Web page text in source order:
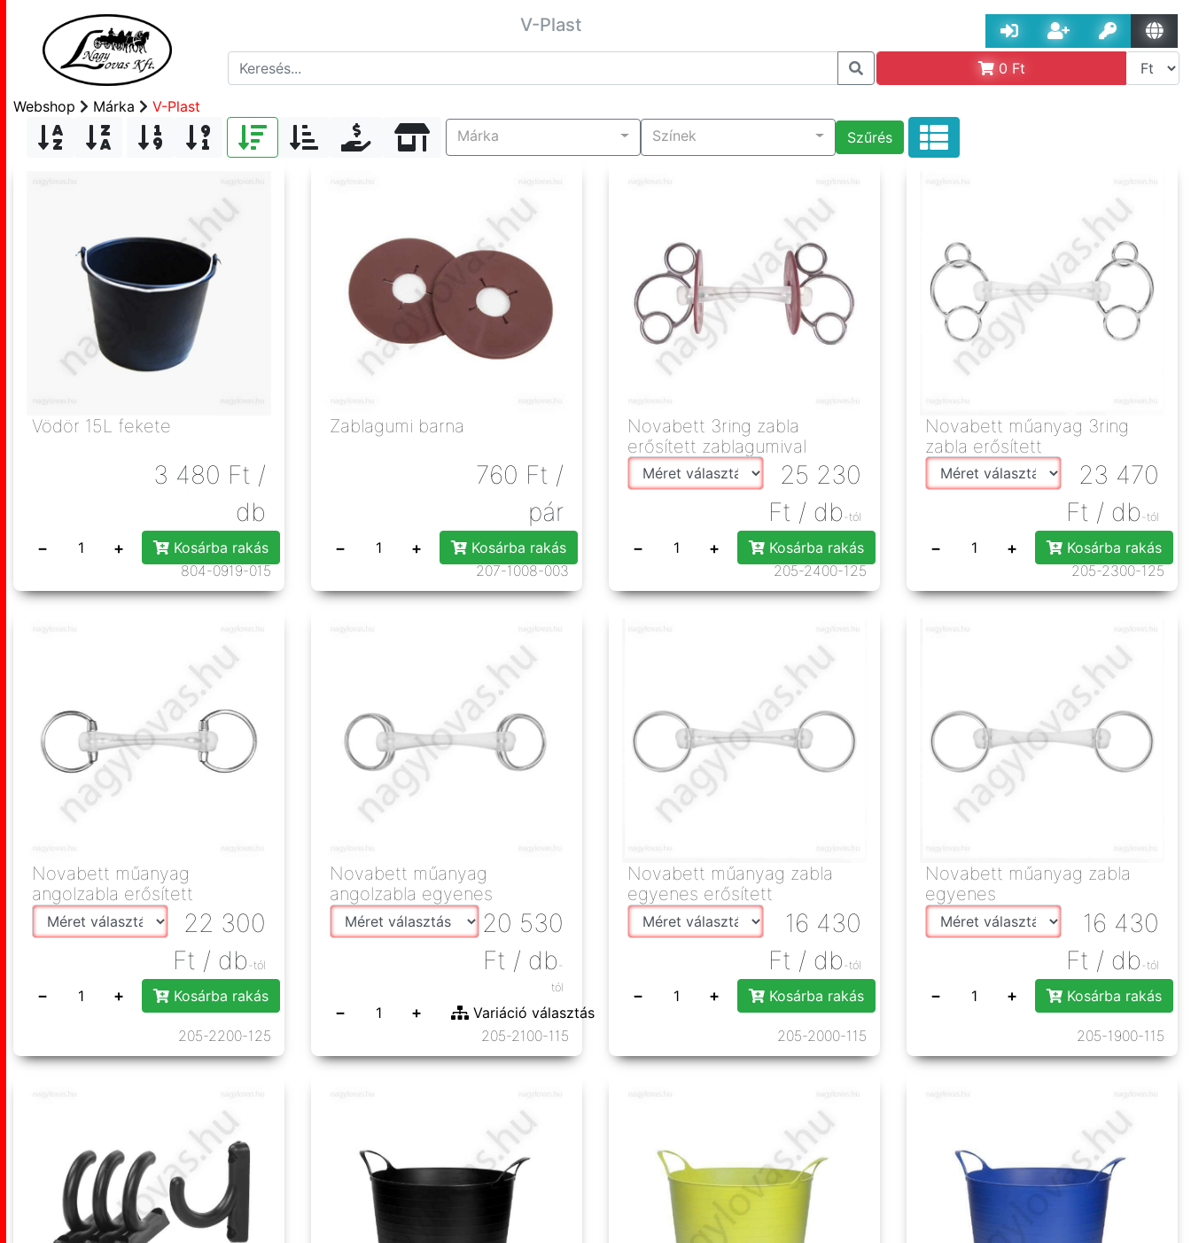
V-Plast
0 Ft
Webshop Márka
V-Plast
Márka
Színek Szűrés
Vödör 15L fekete
3 480 Ft /
db
− +
Kosárba rakás
804-0919-015
Zablagumi barna
760 Ft /
pár
− +
Kosárba rakás
207-1008-003
Novabett 3ring zabla
erősített zablagumival
25 230
Ft / db -tól
− +
Kosárba rakás
205-2400-125
Novabett műanyag 3ring
zabla erősített
23 470
Ft / db -tól
− +
Kosárba rakás
205-2300-125
Novabett műanyag
angolzabla erősített
22 300
Ft / db -tól
− + Kosárba rakás
205-2200-125
Novabett műanyag
angolzabla egyenes
20 530
Ft / db -
tól
− +
Variáció választás
205-2100-115
Novabett műanyag zabla
egyenes erősített
16 430
Ft / db -tól
− + Kosárba rakás
205-2000-115
Novabett műanyag zabla
egyenes
16 430
Ft / db -tól
− + Kosárba rakás
205-1900-115